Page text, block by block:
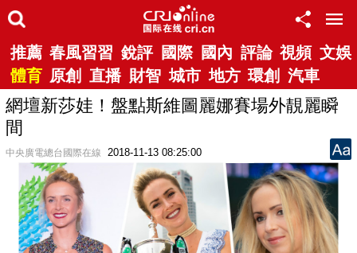
推薦 春風習習 銳評 國際 國內 評論 視頻 文娛
體育 原創 直播 財智 城市 地方 環創 汽車
網壇新莎娃！盤點斯維圖麗娜賽場外靚麗瞬
間
中央廣電總台國際在線 2018-11-13 08:25:00